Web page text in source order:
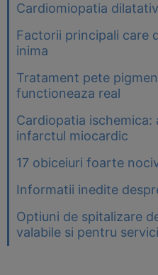
Cardiomiopatia
Factorii principali care
inima
Tratament pete
functioneaza real
Cardiopatia ischemica:
infarctul miocardic
17 obiceiuri foarte
Informatii inedite
Optiuni de spitalizare
valabile si pentru